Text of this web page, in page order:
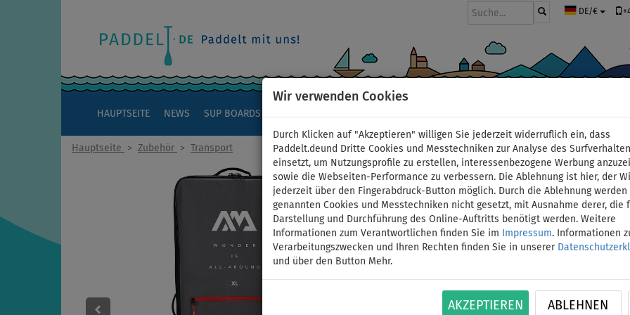
Wir verwenden Cookies
Durch Klicken auf "Akzeptieren" willigen Sie jederzeit widerruflich ein, dass
Paddelt.deund Dritte Cookies und Messtechniken zur Analyse des
einsetzt, um Nutzungsprofile zu erstellen, interessenbezogene Werbung
sowie die Webseiten-Performance zu verbessern. Die Ablehnung ist hier, der
jederzeit über den Fingerabdruck-Button möglich. Durch die Ablehnung werden
genannten Cookies und Messtechniken nicht gesetzt, mit Ausnahme derer, die
Darstellung und Durchführung des Online-Auftritts benötigt werden. Weitere
Informationen zum Verantwortlichen finden Sie im
Impressum. Informationen
Verarbeitungszwecken und Ihren Rechten finden Sie in unserer
und über den Button Mehr.
AKZEPTIEREN ABLEHNEN
DE/€
HAUPTSEITE NEWS SUP BOARDS
Hauptseite > Zubehör > Transport
AQUA MARINA Zip
SUP Boards und
Transportrucksack AQUA MARINA für
Volumen: 130 l Geeignet für die Modelle RAPID/